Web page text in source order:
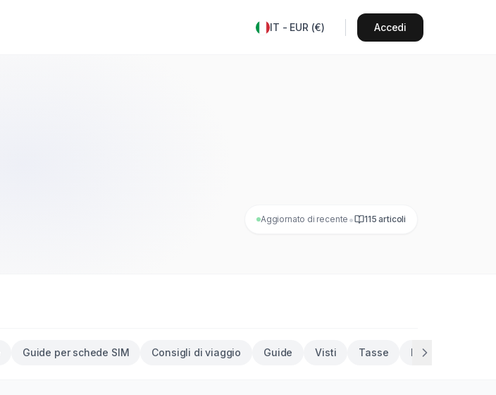
IT - EUR (€) Accedi
Aggiornato di recente • 115 articoli
Guide per schede SIM Consigli di viaggio Guide Visti Tasse Recensioni